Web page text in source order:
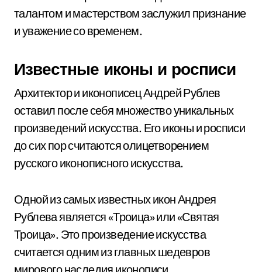
талантом и мастерством заслужил признание
и уважение со временем.
Известные иконы и росписи
Архитектор и иконописец Андрей Рублев
оставил после себя множество уникальных
произведений искусства. Его иконы и росписи
до сих пор считаются олицетворением
русского иконописного искусства.
Одной из самых известных икон Андрея
Рублева является «Троица» или «Святая
Троица». Это произведение искусства
считается одним из главных шедевров